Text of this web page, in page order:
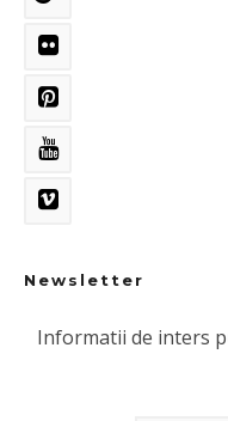
Newsletter
Informatii de inters